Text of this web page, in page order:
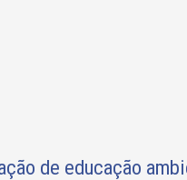
de educação